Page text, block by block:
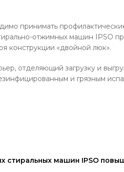
принимать
отжимных машин IPSO
конструкции «двойной люк».
отделяющий загрузку и
и грязным
стиральных машин IPSO